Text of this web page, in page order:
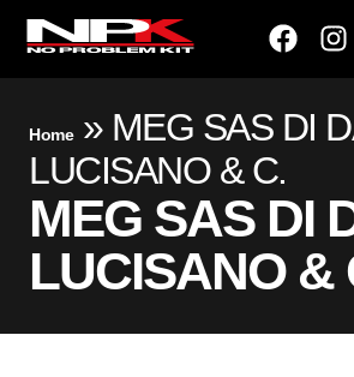
Home» MEG SAS DI
LUCISANO & C.
MEG SAS DI
LUCISANO &